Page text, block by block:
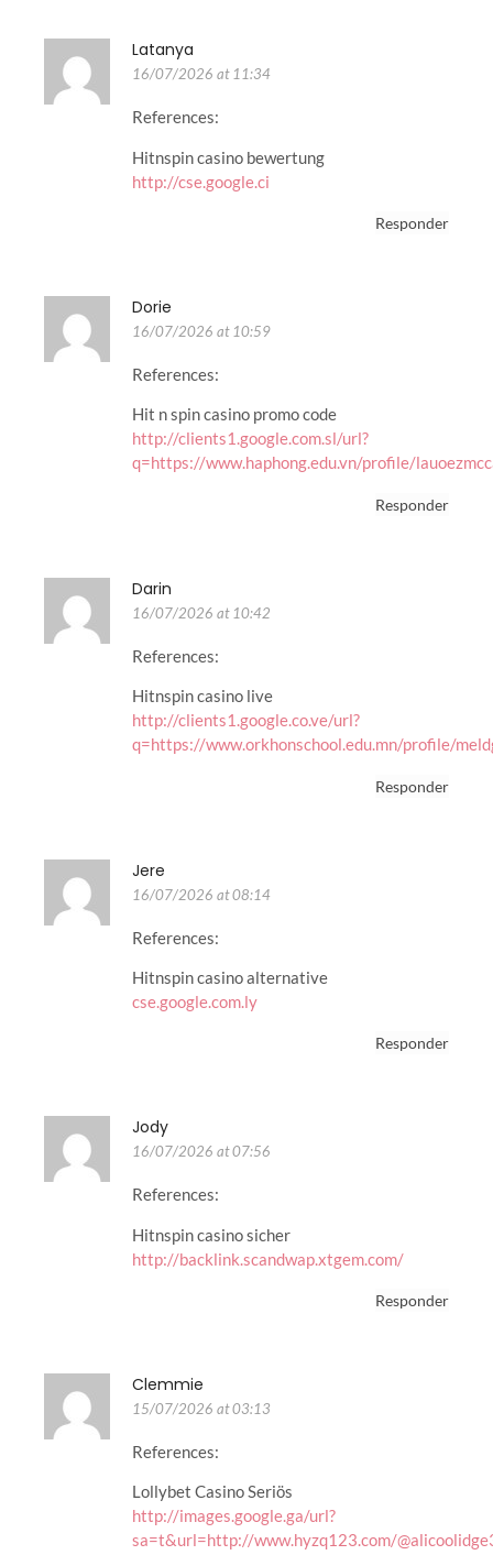
Latanya
16/07/2026 at 11:34
References:
Hitnspin casino bewertung
http://cse.google.ci
Responder
Dorie
16/07/2026 at 10:59
References:
Hit n spin casino promo code
http://clients1.google.com.sl/url?
q=https://www.haphong.edu.vn/profile/
Responder
Darin
16/07/2026 at 10:42
References:
Hitnspin casino live
http://clients1.google.co.ve/url?
q=https://www.orkhonschool.edu.mn/profile/
Responder
Jere
16/07/2026 at 08:14
References:
Hitnspin casino alternative
cse.google.com.ly
Responder
Jody
16/07/2026 at 07:56
References:
Hitnspin casino sicher
http://backlink.scandwap.xtgem.com/
Responder
Clemmie
15/07/2026 at 03:13
References:
Lollybet Casino Seriös
http://images.google.ga/url?
sa=t&url=http://www.hyzq123.com/